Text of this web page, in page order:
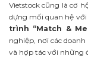
Vietstock cũng là cơ
dựng mối quan hệ
trình “Match &
nghiệp, nơi các
và hợp tác với những